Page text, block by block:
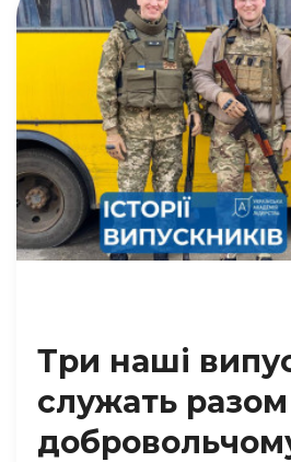
Три наші
служать